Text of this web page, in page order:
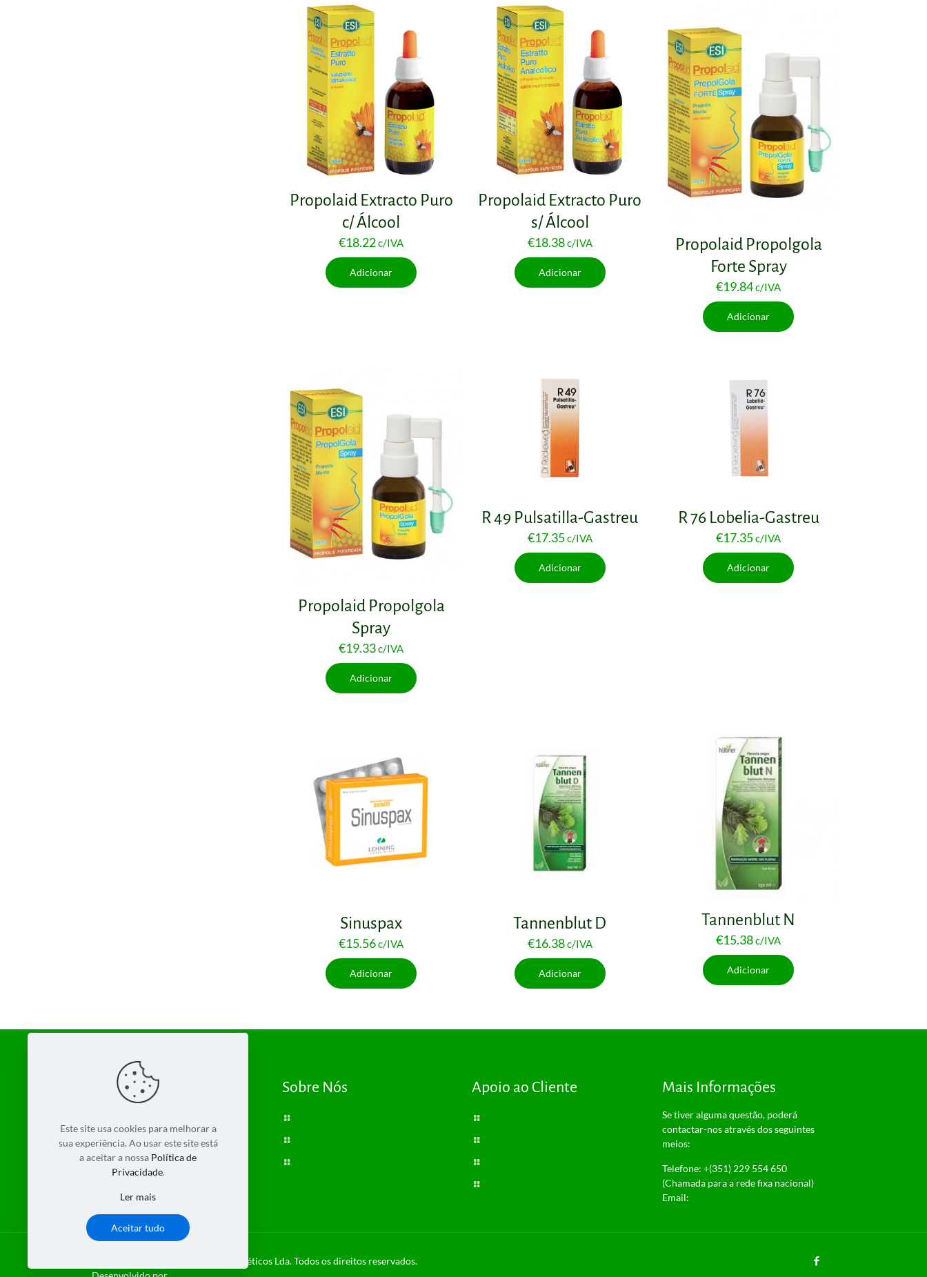
Propolaid Extracto Puro
c/ Álcool
€18.22c/IVA
Adicionar
Propolaid Extracto Puro
s/ Álcool
€18.38c/IVA
Adicionar
Propolaid Propolgola
Forte Spray
€19.84c/IVA
Adicionar
Propolaid Propolgola
Spray
€19.33c/IVA
Adicionar
R 49 Pulsatilla-Gastreu
€17.35c/IVA
Adicionar
R 76 Lobelia-Gastreu
€17.35c/IVA
Adicionar
Sinuspax
€15.56c/IVA
Adicionar
Tannenblut D
€16.38c/IVA
Adicionar
Tannenblut N
€15.38c/IVA
Adicionar
Sobre Nós Apoio ao Cliente Mais Informações
Se tiver alguma questão, poderá
contactar-nos através dos seguintes
meios:
Telefone: +(351) 229 554 650
(Chamada para a rede fixa nacional)
Email:
© 2018 Bioplantas 2 - Produtos Dietéticos Lda. Todos os direitos reservados.
Este site usa cookies para melhorar a
sua experiência. Ao usar este site está
a aceitar a nossa Política de
Privacidade.
Ler mais
Aceitar tudo